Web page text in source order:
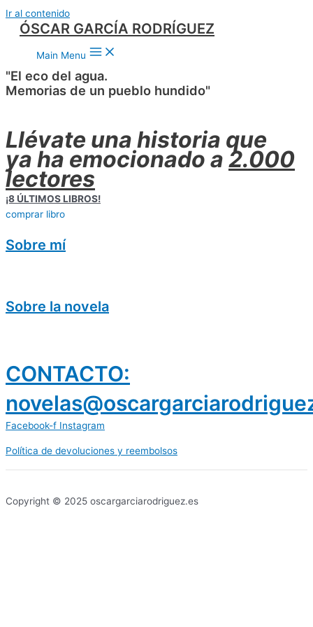
Ir al contenido
ÓSCAR GARCÍA RODRÍGUEZ
Main Menu
"El eco del agua.
Memorias de un pueblo hundido"
Llévate una historia que
ya ha emocionado a 2.000
lectores
¡8 ÚLTIMOS LIBROS!
comprar libro
Sobre mí
Sobre la novela
CONTACTO:
Facebook-f Instagram
Política de devoluciones y reembolsos
Copyright © 2025 oscargarciarodriguez.es